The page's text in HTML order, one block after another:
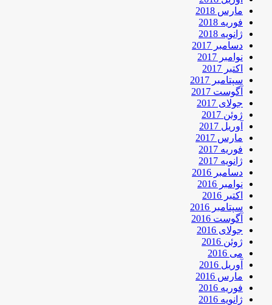
مارس 2018
فوریه 2018
ژانویه 2018
دسامبر 2017
نوامبر 2017
اکتبر 2017
سپتامبر 2017
آگوست 2017
جولای 2017
ژوئن 2017
آوریل 2017
مارس 2017
فوریه 2017
ژانویه 2017
دسامبر 2016
نوامبر 2016
اکتبر 2016
سپتامبر 2016
آگوست 2016
جولای 2016
ژوئن 2016
می 2016
آوریل 2016
مارس 2016
فوریه 2016
ژانویه 2016